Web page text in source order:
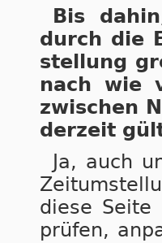
Bis
durch die
stel­lung
nach wie
zwi­schen
der­zeit
Ja, auch
die­se Sei­te
prü­fen,